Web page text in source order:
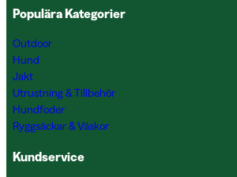
Populära Kategorier
Outdoor
Hund
Jakt
Utrustning & Tillbehör
Hundfoder
Ryggsäckar & Väskor
Kundservice